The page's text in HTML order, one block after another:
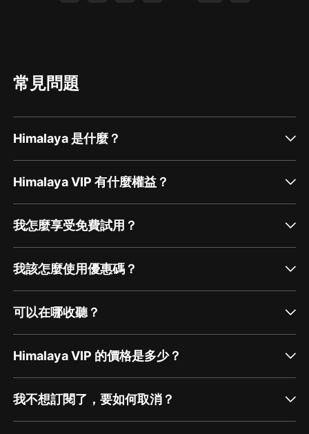
常見問題
Himalaya 是什麼？
Himalaya VIP 有什麼權益？
我怎麼享受免費試用？
我該怎麼使用優惠碼？
可以在哪收聽？
Himalaya VIP 的價格是多少？
我不想訂閱了，要如何取消？